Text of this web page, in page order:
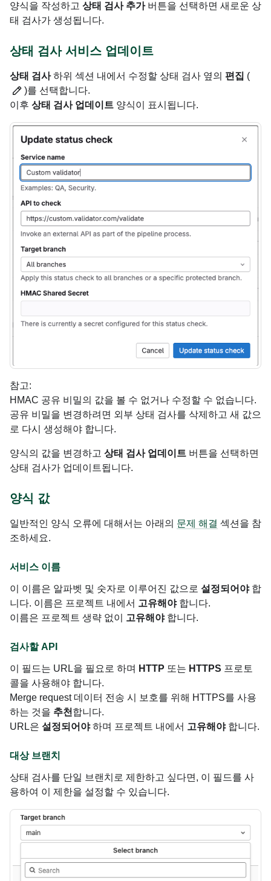
양식을 작성하고 상태 검사 추가버튼을 선택하면 새로운 상
태 검사가 생성됩니다.
상태 검사 서비스 업데이트
상태 검사하위 섹션 내에서 수정할 상태 검사 옆의 편집 (
)를 선택합니다.
이후 상태 검사 업데이트 양식이 표시됩니다.
참고:
HMAC 공유 비밀의 값을 볼 수 없거나 수정할 수 없습니다.
공유 비밀을 변경하려면 외부 상태 검사를 삭제하고 새 값으
로 다시 생성해야 합니다.
양식의 값을 변경하고 상태 검사 업데이트 버튼을 선택하면
상태 검사가 업데이트됩니다.
양식 값
일반적인 양식 오류에 대해서는 아래의 문제 해결 섹션을 참
조하세요.
서비스 이름
이 이름은 알파벳 및 숫자로 이루어진 값으로 설정되어야합
니다. 이름은 프로젝트 내에서 고유해야합니다.
이름은 프로젝트 생략 없이 고유해야합니다.
검사할 API
이 필드는 URL을 필요로 하며 HTTP 또는 HTTPS 프로토
콜을 사용해야 합니다.
Merge request 데이터 전송 시 보호를 위해 HTTPS를 사용
하는 것을 추천 합니다.
URL은 설정되어야하며 프로젝트 내에서 고유해야합니다.
대상 브랜치
상태 검사를 단일 브랜치로 제한하고 싶다면, 이 필드를 사
용하여 이 제한을 설정할 수 있습니다.